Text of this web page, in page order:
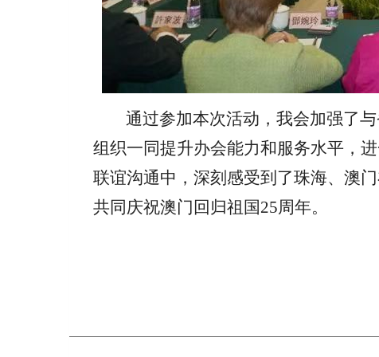
通过参加本次活动，我会加强了
组织一同提升办会能力和服务水平，
联谊沟通中，深刻感受到了珠海、澳
共同庆祝澳门回归祖国 25周年。